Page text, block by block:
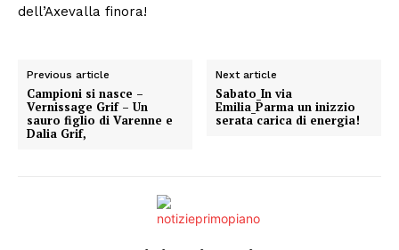
dell’Axevalla finora!
Previous article
Campioni si nasce –
Vernissage Grif – Un
sauro figlio di Varenne e
Dalia Grif,
Next article
Sabato_In via
Emilia_Parma un inizzio
serata carica di energia!